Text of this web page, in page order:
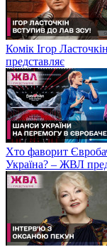
Комік Ігор
представляє
Хто фаворит
Україна? – ЖВЛ